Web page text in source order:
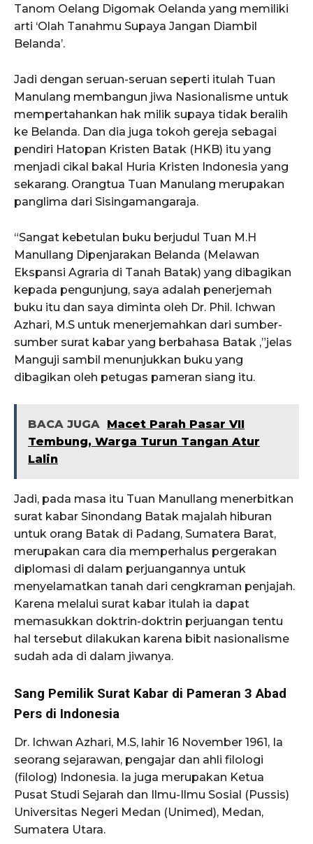
Tanom Oelang Digomak Oelanda yang memiliki
arti ‘Olah Tanahmu Supaya Jangan Diambil
Belanda’.
Jadi dengan seruan-seruan seperti itulah Tuan
Manulang membangun jiwa Nasionalisme untuk
mempertahankan hak milik supaya tidak beralih
ke Belanda. Dan dia juga tokoh gereja sebagai
pendiri Hatopan Kristen Batak (HKB) itu yang
menjadi cikal bakal Huria Kristen Indonesia yang
sekarang. Orangtua Tuan Manulang merupakan
panglima dari Sisingamangaraja.
“Sangat kebetulan buku berjudul Tuan M.H
Manullang Dipenjarakan Belanda (Melawan
Ekspansi Agraria di Tanah Batak) yang dibagikan
kepada pengunjung, saya adalah penerjemah
buku itu dan saya diminta oleh Dr. Phil. Ichwan
Azhari, M.S untuk menerjemahkan dari sumber-
sumber surat kabar yang berbahasa Batak ,”jelas
Manguji sambil menunjukkan buku yang
dibagikan oleh petugas pameran siang itu.
BACA JUGA Macet Parah Pasar VII
Tembung, Warga Turun Tangan Atur
Lalin
Jadi, pada masa itu Tuan Manullang menerbitkan
surat kabar Sinondang Batak majalah hiburan
untuk orang Batak di Padang, Sumatera Barat,
merupakan cara dia memperhalus pergerakan
diplomasi di dalam perjuangannya untuk
menyelamatkan tanah dari cengkraman penjajah.
Karena melalui surat kabar itulah ia dapat
memasukkan doktrin-doktrin perjuangan tentu
hal tersebut dilakukan karena bibit nasionalisme
sudah ada di dalam jiwanya.
Sang Pemilik Surat Kabar di Pameran 3 Abad
Pers di Indonesia
Dr. Ichwan Azhari, M.S, lahir 16 November 1961, Ia
seorang sejarawan, pengajar dan ahli filologi
(filolog) Indonesia. Ia juga merupakan Ketua
Pusat Studi Sejarah dan Ilmu-Ilmu Sosial (Pussis)
Universitas Negeri Medan (Unimed), Medan,
Sumatera Utara.